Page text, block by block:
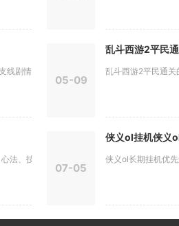
剧情任务、境...
05-09
乱斗西游2平民
乱斗西游2平民通关
法、技能链、词...
07-05
侠义ol挂机侠义
侠义ol长期挂机优